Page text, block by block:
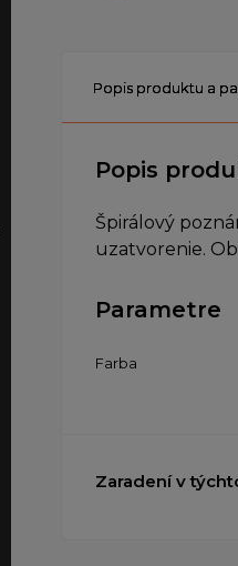
Popis produktu a
Popis
Špirálový
uzatvorenie.
Parametre
Farba
Zaradení v